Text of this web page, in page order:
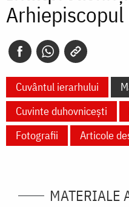
Arhiepiscopul
Cuvântul ierarhului
Cuvinte duhovnicești
Fotografii
Articole
MATERIALE